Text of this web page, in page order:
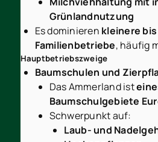
Grünlandnutzung
Es dominieren kleinere
Familienbetriebe, häufig
Hauptbetriebszweige
Baumschulen und
Das Ammerland ist
Baumschulgebiete
Schwerpunkt auf:
Laub- und